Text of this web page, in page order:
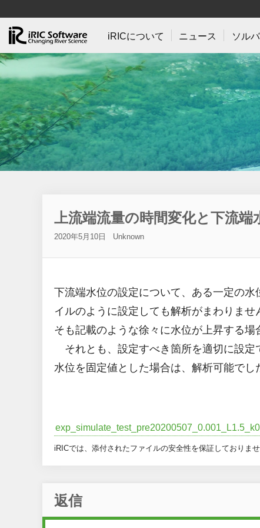
iRICについて ニュース ソルバ
上流端流量の時間変化と下流
2020年5月10日 Unknown
下流端水位の設定について、ある一定の
イルのように設定しても解析がまわりま
そも記載のような徐々に水位が上昇する
それとも、設定すべき箇所を適切に設定
水位を固定値とした場合は、解析可能でし
iRICでは、添付されたファイルの安全性を保証しておりませ
返信